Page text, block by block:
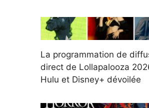
La programmation de
direct de Lollapalooza
Hulu et Disney+ dévoilée